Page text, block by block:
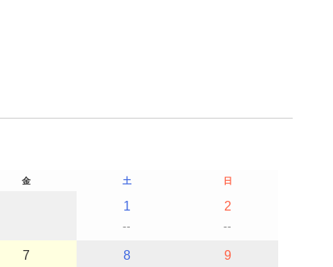
金 土 日
1
--
2
--
7 8 9